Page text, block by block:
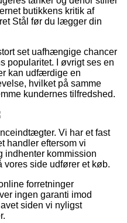
butikkens kritik af
Stål før du lægger din
set uafhængige chancer
popularitet. I øvrigt ses en
kan udfærdige en
hvilket på samme
kundernes tilfredshed.
Vi har et fast
handler eftersom vi
indhenter kommission
vores side udfører et køb.
forretninger
ingen garanti imod
siden vi nyligst